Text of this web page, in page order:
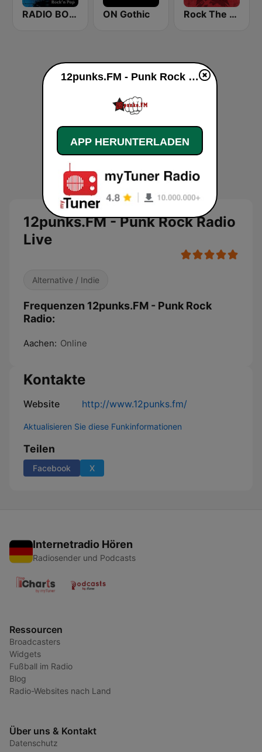
RADIO BOB! Metalcore ON Gothic Rock The World - Punk Rock
12punks.FM - Punk Rock Radio
Live
Alternative / Indie
Frequenzen 12punks.FM - Punk Rock
Radio:
Aachen: Online
Kontakte
Website http://www.12punks.fm/
Aktualisieren Sie diese Funkinformationen
Teilen
Facebook X
Internetradio Hören
Radiosender und Podcasts
Ressourcen
Broadcasters
Widgets
Fußball im Radio
Blog
Radio-Websites nach Land
Über uns & Kontakt
Datenschutz
12punks.FM - Punk Rock Radio live
APP HERUNTERLADEN